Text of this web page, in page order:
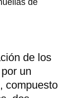
de
de los
un
compuesto